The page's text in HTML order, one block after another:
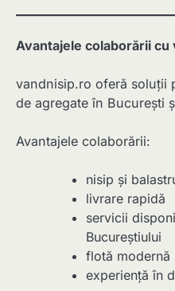
Avantajele colaborării cu
vandnisip.ro oferă soluții
de agregate în București
Avantajele colaborării:
nisip și
livrare rapidă
servicii
Bucureștiului
flotă modernă
experiență în